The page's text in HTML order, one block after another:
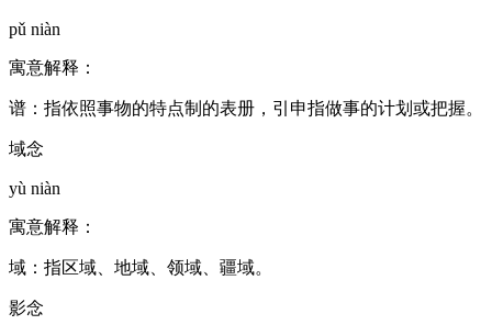
pǔ niàn
寓意解释：
谱：指依照事物的特点制的表册，引申指做事的计划或把握。
域念
yù niàn
寓意解释：
域：指区域、地域、领域、疆域。
影念